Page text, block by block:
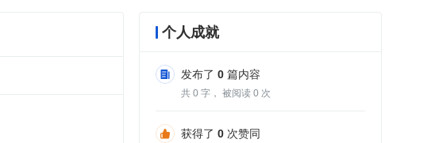
个人成就
发布了 0 篇内容
共 0 字， 被阅读 0 次
获得了 0 次赞同